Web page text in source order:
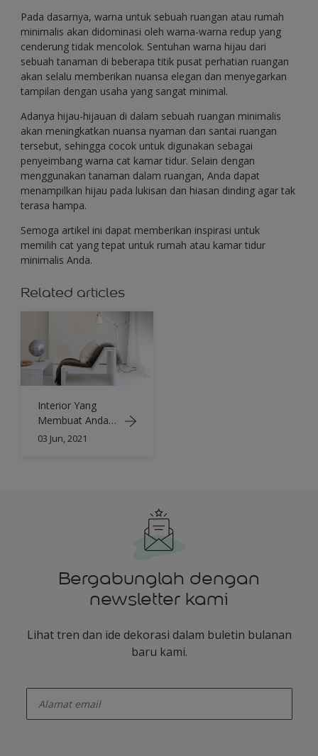
Pada dasarnya, warna untuk sebuah ruangan atau rumah
minimalis akan didominasi oleh warna-warna redup yang
cenderung tidak mencolok. Sentuhan warna hijau dari
sebuah tanaman di beberapa titik pusat perhatian ruangan
akan selalu memberikan nuansa elegan dan menyegarkan
tampilan dengan usaha yang sangat minimal.
Adanya hijau-hijauan di dalam sebuah ruangan minimalis
akan meningkatkan nuansa nyaman dan santai ruangan
tersebut, sehingga cocok untuk digunakan sebagai
penyeimbang warna cat kamar tidur. Selain dengan
menggunakan tanaman dalam ruangan, Anda dapat
menampilkan hijau pada lukisan dan hiasan dinding agar tak
terasa hampa.
Semoga artikel ini dapat memberikan inspirasi untuk
memilih cat yang tepat untuk rumah atau kamar tidur
minimalis Anda.
Related articles
Interior Yang
Membuat Anda
Serasa Di Rumah
03 Jun, 2021
Bergabunglah dengan
newsletter kami
Lihat tren dan ide dekorasi dalam buletin bulanan
baru kami.